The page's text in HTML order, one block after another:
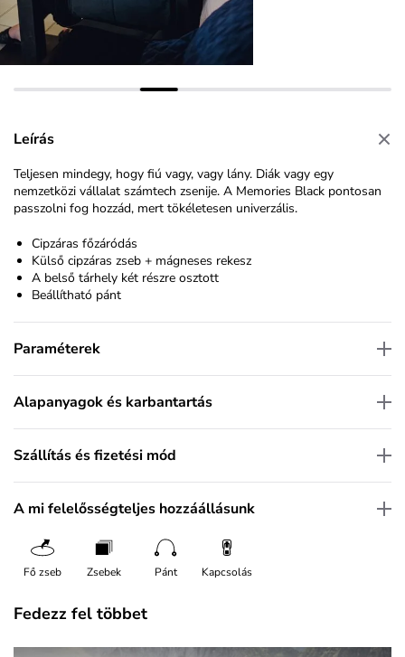
Leírás
Teljesen mindegy, hogy fiú vagy, vagy lány. Diák vagy egy
nemzetközi vállalat számtech zsenije. A Memories Black pontosan
passzolni fog hozzád, mert tökéletesen univerzális.
Cipzáras főzáródás
Külső cipzáras zseb + mágneses rekesz
A belső tárhely két részre osztott
Beállítható pánt
Paraméterek
Alapanyagok és karbantartás
Szállítás és fizetési mód
A mi felelősségteljes hozzáállásunk
Fő zseb Zsebek Pánt Kapcsolás
Fedezz fel többet